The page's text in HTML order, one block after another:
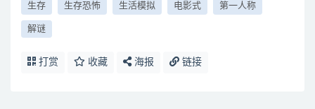
生存 生存恐怖 生活模拟 电影式 第一人称
解谜
打赏 收藏 海报 链接